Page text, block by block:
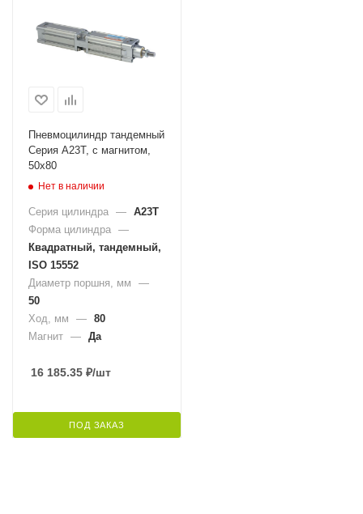
Пневмоцилиндр тандемный
Серия А23Т, с магнитом,
50x80
Нет в наличии
Серия цилиндра — A23T
Форма цилиндра —
Квадратный, тандемный,
ISO 15552
Диаметр поршня, мм
—
50
Ход, мм
— 80
Магнит — Да
16 185.35 ₽/шт
ПОД ЗАКАЗ